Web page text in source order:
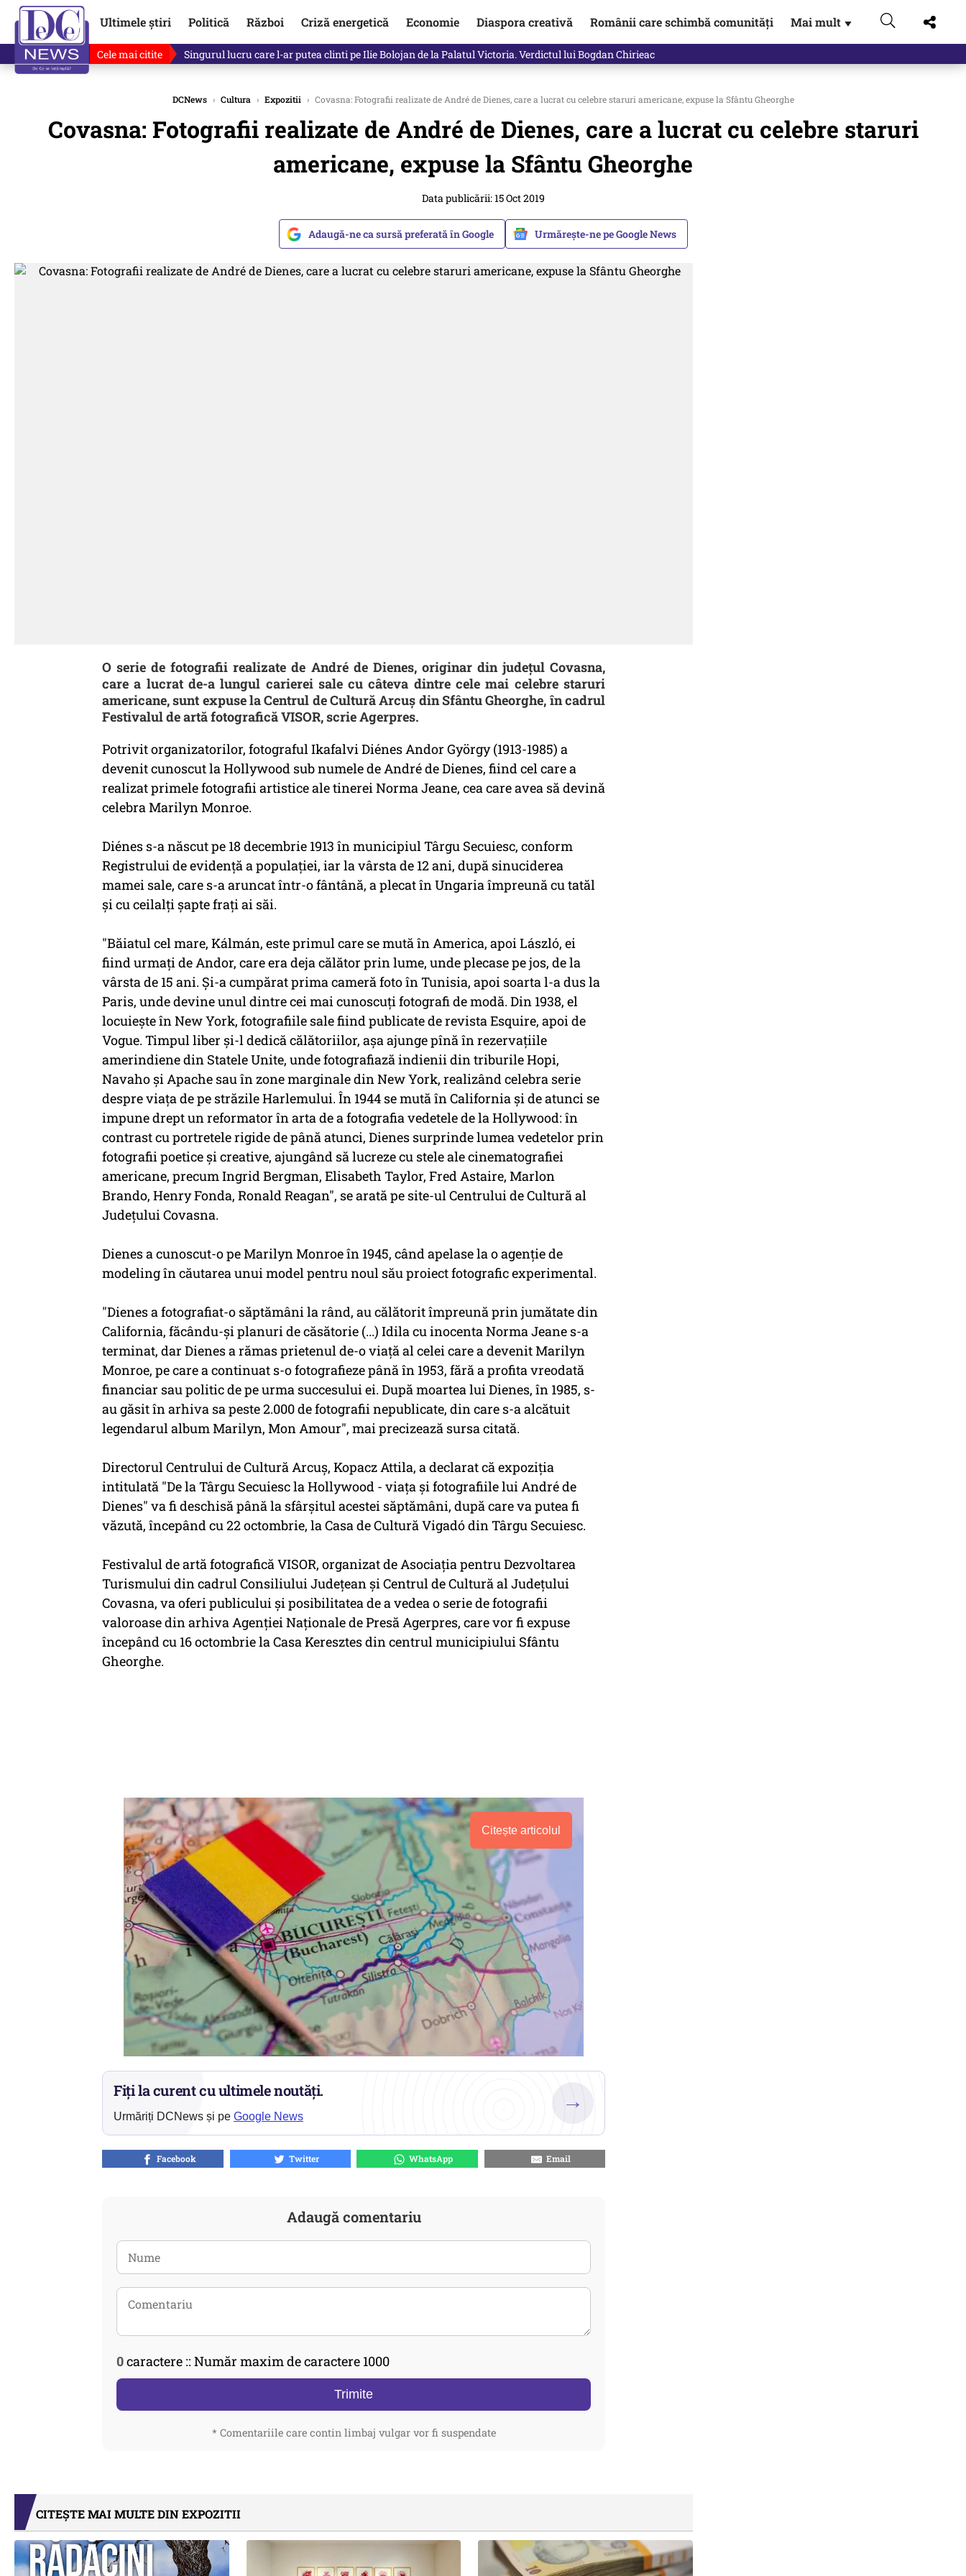
Ultimele știri Politică Război Criză energetică Economie Diaspora creativă Românii care schimbă comunități Mai mult ▼
Cele mai citite Ce se întâmplă cu primul buletin electronic, decizia luată astăzi de Guvern pentru toți românii
DCNews › Cultura › Expozitii › Covasna: Fotografii realizate de André de Dienes, care a lucrat cu celebre staruri americane, expuse la Sfântu Gheorghe
Covasna: Fotografii realizate de André de Dienes, care a lucrat cu celebre staruri
americane, expuse la Sfântu Gheorghe
Data publicării: 15 Oct 2019
Adaugă-ne ca sursă preferată în Google Urmărește-ne pe Google News
O serie de fotografii realizate de André de Dienes, originar din judeţul Covasna,
care a lucrat de-a lungul carierei sale cu câteva dintre cele mai celebre staruri
americane, sunt expuse la Centrul de Cultură Arcuş din Sfântu Gheorghe, în cadrul
Festivalul de artă fotografică VISOR, scrie Agerpres.
Potrivit organizatorilor, fotograful Ikafalvi Diénes Andor György (1913-1985) a
devenit cunoscut la Hollywood sub numele de André de Dienes, fiind cel care a
realizat primele fotografii artistice ale tinerei Norma Jeane, cea care avea să devină
celebra Marilyn Monroe.
Diénes s-a născut pe 18 decembrie 1913 în municipiul Târgu Secuiesc, conform
Registrului de evidenţă a populaţiei, iar la vârsta de 12 ani, după sinuciderea
mamei sale, care s-a aruncat într-o fântână, a plecat în Ungaria împreună cu tatăl
şi cu ceilalţi şapte fraţi ai săi.
"Băiatul cel mare, Kálmán, este primul care se mută în America, apoi László, ei
fiind urmaţi de Andor, care era deja călător prin lume, unde plecase pe jos, de la
vârsta de 15 ani. Şi-a cumpărat prima cameră foto în Tunisia, apoi soarta l-a dus la
Paris, unde devine unul dintre cei mai cunoscuţi fotografi de modă. Din 1938, el
locuieşte în New York, fotografiile sale fiind publicate de revista Esquire, apoi de
Vogue. Timpul liber şi-l dedică călătoriilor, aşa ajunge pînă în rezervaţiile
amerindiene din Statele Unite, unde fotografiază indienii din triburile Hopi,
Navaho şi Apache sau în zone marginale din New York, realizând celebra serie
despre viaţa de pe străzile Harlemului. În 1944 se mută în California şi de atunci se
impune drept un reformator în arta de a fotografia vedetele de la Hollywood: în
contrast cu portretele rigide de până atunci, Dienes surprinde lumea vedetelor prin
fotografii poetice şi creative, ajungând să lucreze cu stele ale cinematografiei
americane, precum Ingrid Bergman, Elisabeth Taylor, Fred Astaire, Marlon
Brando, Henry Fonda, Ronald Reagan", se arată pe site-ul Centrului de Cultură al
Judeţului Covasna.
Dienes a cunoscut-o pe Marilyn Monroe în 1945, când apelase la o agenţie de
modeling în căutarea unui model pentru noul său proiect fotografic experimental.
"Dienes a fotografiat-o săptămâni la rând, au călătorit împreună prin jumătate din
California, făcându-şi planuri de căsătorie (...) Idila cu inocenta Norma Jeane s-a
terminat, dar Dienes a rămas prietenul de-o viaţă al celei care a devenit Marilyn
Monroe, pe care a continuat s-o fotografieze până în 1953, fără a profita vreodată
financiar sau politic de pe urma succesului ei. După moartea lui Dienes, în 1985, s-
au găsit în arhiva sa peste 2.000 de fotografii nepublicate, din care s-a alcătuit
legendarul album Marilyn, Mon Amour", mai precizează sursa citată.
Directorul Centrului de Cultură Arcuş, Kopacz Attila, a declarat că expoziţia
intitulată "De la Târgu Secuiesc la Hollywood - viaţa şi fotografiile lui André de
Dienes" va fi deschisă până la sfârşitul acestei săptămâni, după care va putea fi
văzută, începând cu 22 octombrie, la Casa de Cultură Vigadó din Târgu Secuiesc.
Festivalul de artă fotografică VISOR, organizat de Asociaţia pentru Dezvoltarea
Turismului din cadrul Consiliului Judeţean şi Centrul de Cultură al Judeţului
Covasna, va oferi publicului şi posibilitatea de a vedea o serie de fotografii
valoroase din arhiva Agenţiei Naţionale de Presă Agerpres, care vor fi expuse
începând cu 16 octombrie la Casa Keresztes din centrul municipiului Sfântu
Gheorghe.
Citește articolul
Fiți la curent cu ultimele noutăți.
Urmăriți DCNews și pe Google News
→
Facebook Twitter WhatsApp Email
Adaugă comentariu
0caractere :: Număr maxim de caractere 1000
Trimite
* Comentariile care contin limbaj vulgar vor fi suspendate
CITEȘTE MAI MULTE DIN EXPOZITII